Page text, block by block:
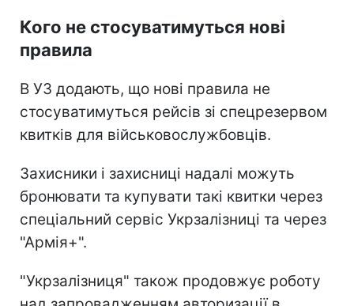
Кого не стосуватимуться нові
правила
В УЗ додають, що нові правила не
стосуватимуться рейсів зі спецрезервом
квитків для військовослужбовців.
Захисники і захисниці надалі можуть
бронювати та купувати такі квитки через
спеціальний сервіс Укрзалізниці та через
"Армія+".
"Укрзалізниця" також продовжує роботу